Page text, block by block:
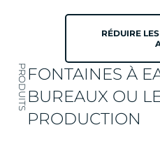
RÉDUIRE
PRODUITSFONTAINES À
BUREAUX OU
PRODUCTION